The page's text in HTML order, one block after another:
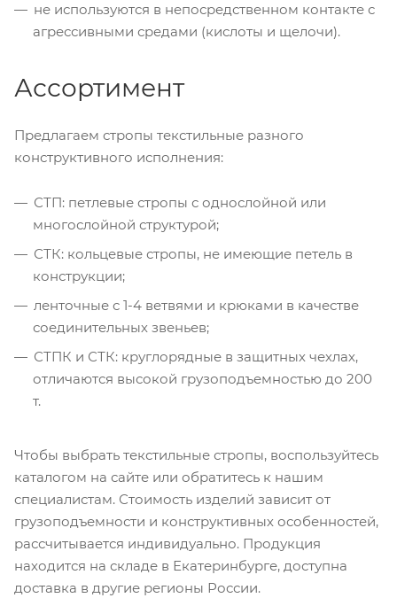
не используются в непосредственном контакте с
агрессивными средами (кислоты и щелочи).
Ассортимент
Предлагаем стропы текстильные разного
конструктивного исполнения:
СТП: петлевые стропы с однослойной или
многослойной структурой;
СТК: кольцевые стропы, не имеющие петель в
конструкции;
ленточные с 1-4 ветвями и крюками в качестве
соединительных звеньев;
СТПК и СТК: круглорядные в защитных чехлах,
отличаются высокой грузоподъемностью до 200
т.
Чтобы выбрать текстильные стропы, воспользуйтесь
каталогом на сайте или обратитесь к нашим
специалистам. Стоимость изделий зависит от
грузоподъемности и конструктивных особенностей,
рассчитывается индивидуально. Продукция
находится на складе в Екатеринбурге, доступна
доставка в другие регионы России.